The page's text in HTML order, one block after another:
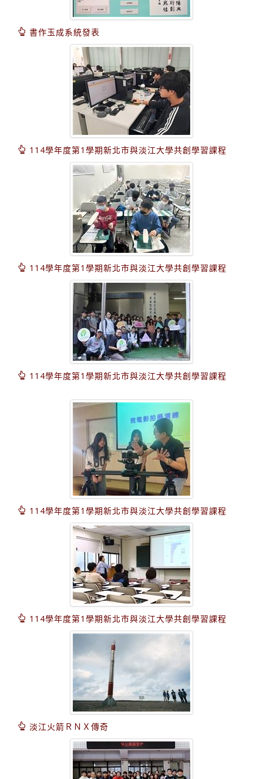
書作玉成系統發表
114學年度第1學期新北市與淡江大學共創學習課程
114學年度第1學期新北市與淡江大學共創學習課程
114學年度第1學期新北市與淡江大學共創學習課程
114學年度第1學期新北市與淡江大學共創學習課程
114學年度第1學期新北市與淡江大學共創學習課程
淡江火箭ＲＮＸ傳奇